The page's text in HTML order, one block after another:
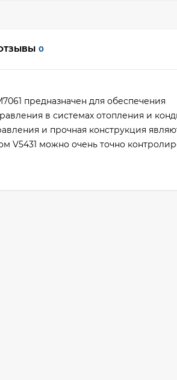
0
предназначен для обеспечения
в системах отопления и
и прочная конструкция
V5431 можно очень точно